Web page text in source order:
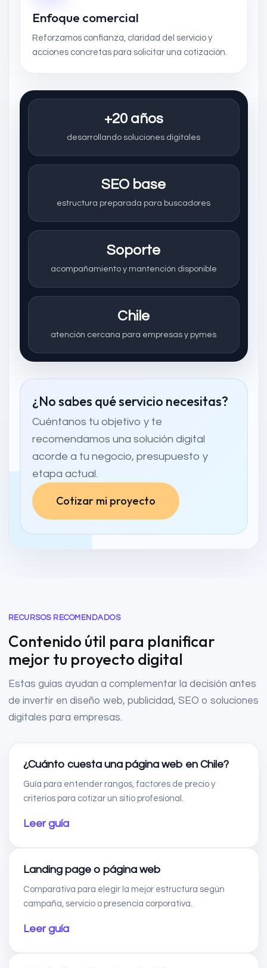
Enfoque comercial
Reforzamos confianza, claridad del servicio y
acciones concretas para solicitar una cotización.
+20 años
desarrollando soluciones digitales
SEO base
estructura preparada para buscadores
Soporte
acompañamiento y mantención disponible
Chile
atención cercana para empresas y pymes
¿No sabes qué servicio necesitas?
Cuéntanos tu objetivo y te
recomendamos una solución digital
acorde a tu negocio, presupuesto y
etapa actual.
Cotizar mi proyecto
RECURSOS RECOMENDADOS
Contenido útil para planificar
mejor tu proyecto digital
Estas guías ayudan a complementar la decisión antes
de invertir en diseño web, publicidad, SEO o soluciones
digitales para empresas.
¿Cuánto cuesta una página web en Chile?
Guía para entender rangos, factores de precio y
criterios para cotizar un sitio profesional.
Leer guía
Landing page o página web
Comparativa para elegir la mejor estructura según
campaña, servicio o presencia corporativa.
Leer guía